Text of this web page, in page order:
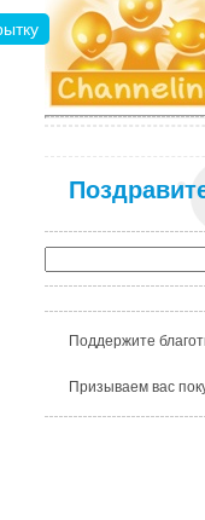
Поддержите
Призываем вас